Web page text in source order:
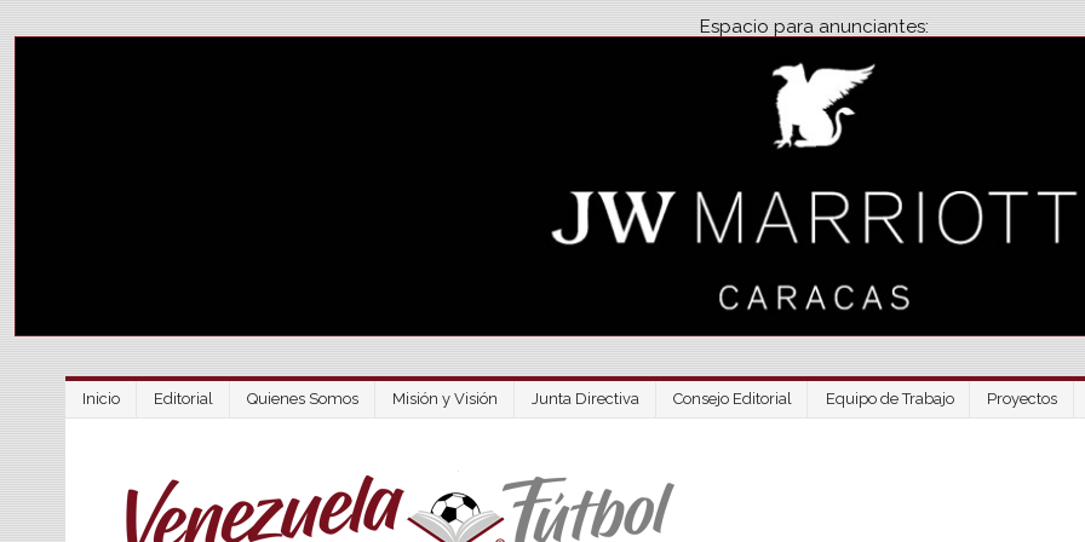
Espacio para anunciantes:
Inicio Editorial Quienes Somos Misión y Visión Junta Directiva Consejo Editorial Equipo de Trabajo Proyectos